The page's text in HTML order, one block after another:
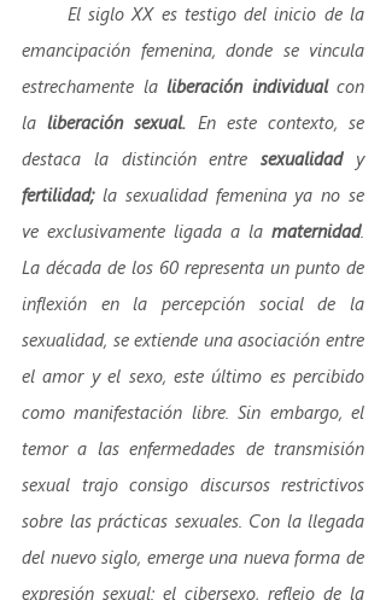
emancipación femenina, donde se vincula
estrechamente la liberación individual con
la liberación sexual. En este contexto, se
destaca la distinción entre sexualidad
y
fertilidad; la sexualidad femenina ya no se
ve exclusivamente ligada a la maternidad.
La década de los 60 representa un punto de
inflexión en la percepción social de la
sexualidad, se extiende una asociación entre
el amor y el sexo, este último es percibido
como manifestación libre. Sin embargo, el
temor a las enfermedades de transmisión
sexual trajo consigo discursos restrictivos
sobre las prácticas sexuales. Con la llegada
del nuevo siglo, emerge una nueva forma de
expresión sexual: el cibersexo, reflejo de la